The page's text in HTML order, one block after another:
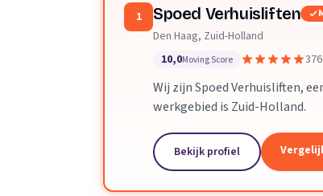
1 Spoed Verhuisliften
Den Haag, Zuid-Holland
10,0Moving Score
Wij zijn Spoed Verhuisliften,
werkgebied is Zuid-Holland.
Bekijk profiel